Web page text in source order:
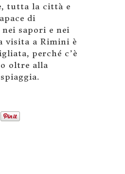
tutta la città e
di
sapori e nei
visita a Rimini è
perché c’è
oltre alla